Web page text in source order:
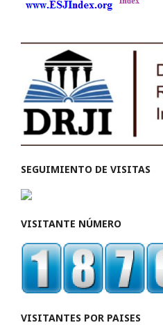
SEGUIMIENTO DE VISITAS
VISITANTE NÚMERO
VISITANTES POR PAISES